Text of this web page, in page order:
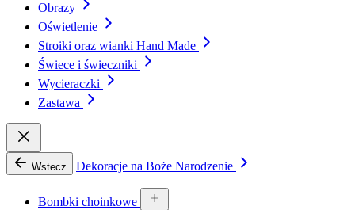
Obrazy
Oświetlenie
Stroiki oraz wianki Hand Made
Świece i świeczniki
Wycieraczki
Zastawa
Wstecz Dekoracje na Boże Narodzenie
Bombki choinkowe